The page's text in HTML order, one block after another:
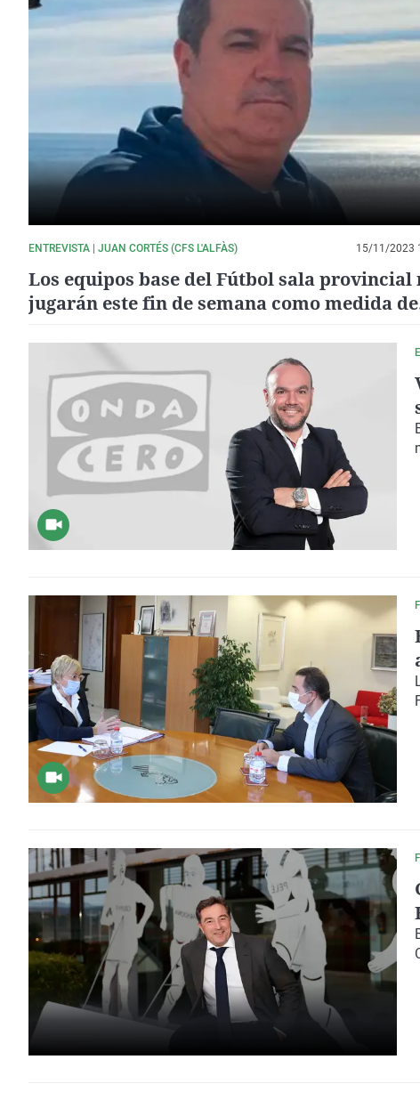
ENTREVISTA | JUAN CORTÉS (CFS L'ALFÀS) 15/11/2023
Los equipos base del Fútbol sala provincial
jugarán este fin de semana como medida de